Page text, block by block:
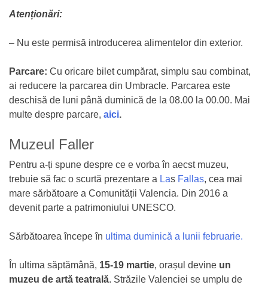
Atenționări:
– Nu este permisă introducerea alimentelor din exterior.
Parcare: Cu oricare bilet cumpărat, simplu sau combinat,
ai reducere la parcarea din Umbracle. Parcarea este
deschisă de luni până duminică de la 08.00 la 00.00. Mai
multe despre parcare, aici.
Muzeul Faller
Pentru a-ți spune despre ce e vorba în aecst muzeu,
trebuie să fac o scurtă prezentare a Las Fallas, cea mai
mare sărbătoare a Comunității Valencia. Din 2016 a
devenit parte a patrimoniului UNESCO.
Sărbătoarea începe în ultima duminică a lunii februarie.
În ultima săptămână, 15-19 martie, orașul devine un
muzeu de artă teatrală. Străzile Valenciei se umplu de